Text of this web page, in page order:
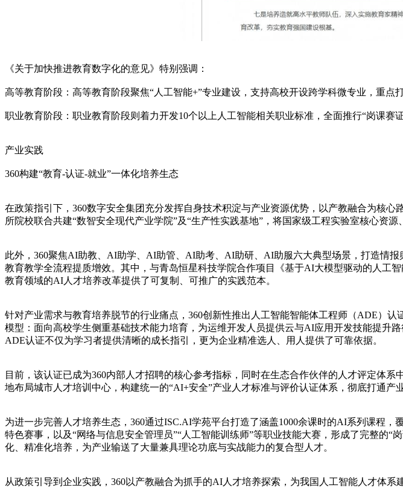
《关于加快推进教育数字化的意见》特别强调：
高等教育阶段：高等教育阶段聚焦“人工智能+”专业建设，支持高校开设跨学科微专业，重点
职业教育阶段：职业教育阶段则着力开发10个以上人工智能相关职业标准，全面推行“岗课赛
产业实践
360构建“教育-认证-就业”一体化培养生态
在政策指引下，360数字安全集团充分发挥自身技术积淀与产业资源优势，以产教融合为核
所院校联合共建“数智安全现代产业学院”及“生产性实践基地”，将国家级工程实验室核心资
此外，360聚焦AI助教、AI助学、AI助管、AI助考、AI助研、AI助服六大典型场景，打造情
教育教学全流程提质增效。其中，与青岛恒星科技学院合作项目《基于AI大模型驱动的人工
教育领域的AI人才培养改革提供了可复制、可推广的实践范本。
针对产业需求与教育培养脱节的行业痛点，360创新性推出人工智能智能体工程师（ADE）
模型：面向高校学生侧重基础技术能力培育，为运维开发人员提供云与AI应用开发技能提升
ADE认证不仅为学习者提供清晰的成长指引，更为企业精准选人、用人提供了可靠依据。
目前，该认证已成为360内部人才招聘的核心参考指标，同时在生态合作伙伴的人才评定体
地布局城市人才培训中心，构建统一的“AI+安全”产业人才标准与评价认证体系，彻底打通产
为进一步完善人才培养生态，360通过ISC.AI学苑平台打造了涵盖1000余课时的AI系列课程
特色赛事，以及“网络与信息安全管理员”“人工智能训练师”等职业技能大赛，形成了完整的
化、精准化培养，为产业输送了大量兼具理论功底与实战能力的复合型人才。
从政策引导到企业实践，360以产教融合为抓手的AI人才培养探索，为我国人工智能人才体